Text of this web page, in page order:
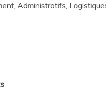
Administratifs,